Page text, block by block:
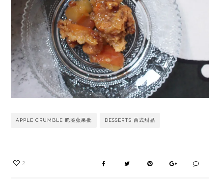
APPLE CRUMBLE 脆脆蘋果批 DESSERTS 西式甜品
2